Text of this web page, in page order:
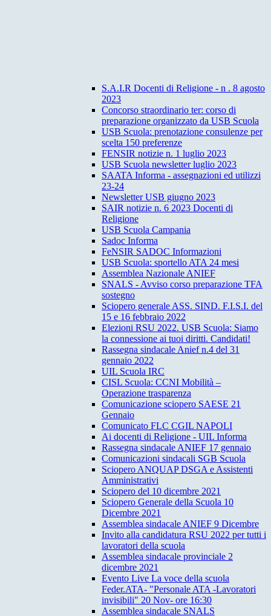
S.A.I.R Docenti di Religione - n . 8 agosto
2023
Concorso straordinario ter: corso di
preparazione organizzato da USB Scuola
USB Scuola: prenotazione consulenze per
scelta 150 preferenze
FENSIR notizie n. 1 luglio 2023
USB Scuola newsletter luglio 2023
SAATA Informa - assegnazioni ed utilizzi
23-24
Newsletter USB giugno 2023
SAIR notizie n. 6 2023 Docenti di
Religione
USB Scuola Campania
Sadoc Informa
FeNSIR SADOC Informazioni
USB Scuola: sportello ATA 24 mesi
Assemblea Nazionale ANIEF
SNALS - Avviso corso preparazione TFA
sostegno
Sciopero generale ASS. SIND. F.I.S.I. del
15 e 16 febbraio 2022
Elezioni RSU 2022. USB Scuola: Siamo
la connessione ai tuoi diritti. Candidati!
Rassegna sindacale Anief n.4 del 31
gennaio 2022
UIL Scuola IRC
CISL Scuola: CCNI Mobilità –
Operazione trasparenza
Comunicazione sciopero SAESE 21
Gennaio
Comunicato FLC CGIL NAPOLI
Ai docenti di Religione - UIL Informa
Rassegna sindacale ANIEF 17 gennaio
Comunicazioni sindacali SGB Scuola
Sciopero ANQUAP DSGA e Assistenti
Amministrativi
Sciopero del 10 dicembre 2021
Sciopero Generale della Scuola 10
Dicembre 2021
Assemblea sindacale ANIEF 9 Dicembre
Invito alla candidatura RSU 2022 per tutti i
lavoratori della scuola
Assemblea sindacale provinciale 2
dicembre 2021
Evento Live La voce della scuola
Feder.ATA- "Personale ATA -Lavoratori
invisibili" 20 Nov- ore 16:30
Assemblea sindacale SNALS